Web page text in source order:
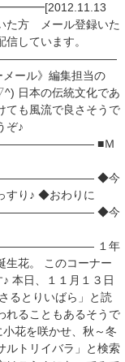
た方 メール登録いた
しています。
メール》編集担当の
日本の伝統文化であ
ても風流で良さそうで
ぞ♪
■Ｍ
◆今
すり♪ ◆おわりに
◆今
１年
花。 このコーナー
本日、１１月１３日
とりいばら」と読
れることもあるそうで
花を咲かせ、秋～冬
ルトリイバラ」と検索